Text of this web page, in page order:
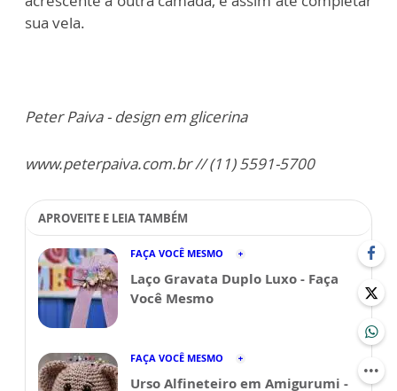
sua vela.
Peter Paiva - design em glicerina
www.peterpaiva.com.br // (11) 5591-5700
APROVEITE E LEIA TAMBÉM
FAÇA VOCÊ MESMO
Laço Gravata Duplo Luxo - Faça
Você Mesmo
FAÇA VOCÊ MESMO
Urso Alfineteiro em Amigurumi -